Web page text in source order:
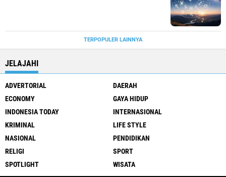
TERPOPULER LAINNYA
JELAJAHI
ADVERTORIAL
DAERAH
ECONOMY
GAYA HIDUP
INDONESIA TODAY
INTERNASIONAL
KRIMINAL
LIFE STYLE
NASIONAL
PENDIDIKAN
RELIGI
SPORT
SPOTLIGHT
WISATA